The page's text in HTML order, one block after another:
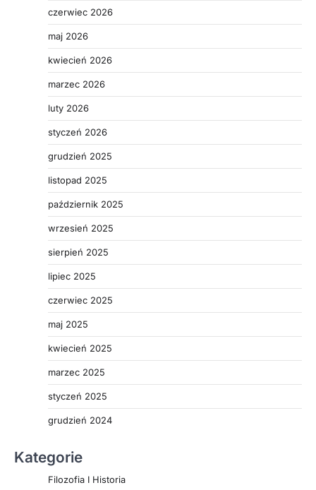
czerwiec 2026
maj 2026
kwiecień 2026
marzec 2026
luty 2026
styczeń 2026
grudzień 2025
listopad 2025
październik 2025
wrzesień 2025
sierpień 2025
lipiec 2025
czerwiec 2025
maj 2025
kwiecień 2025
marzec 2025
styczeń 2025
grudzień 2024
Kategorie
Filozofia I Historia